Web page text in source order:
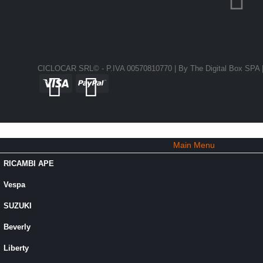
CICLOCAR SRL© - P.IVA 00570810770 | By The Digital Box SPA
Main Menu
RICAMBI APE
Vespa
SUZUKI
Beverly
Liberty